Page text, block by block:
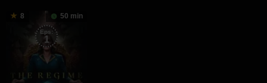
8 50 min
Eps:
1